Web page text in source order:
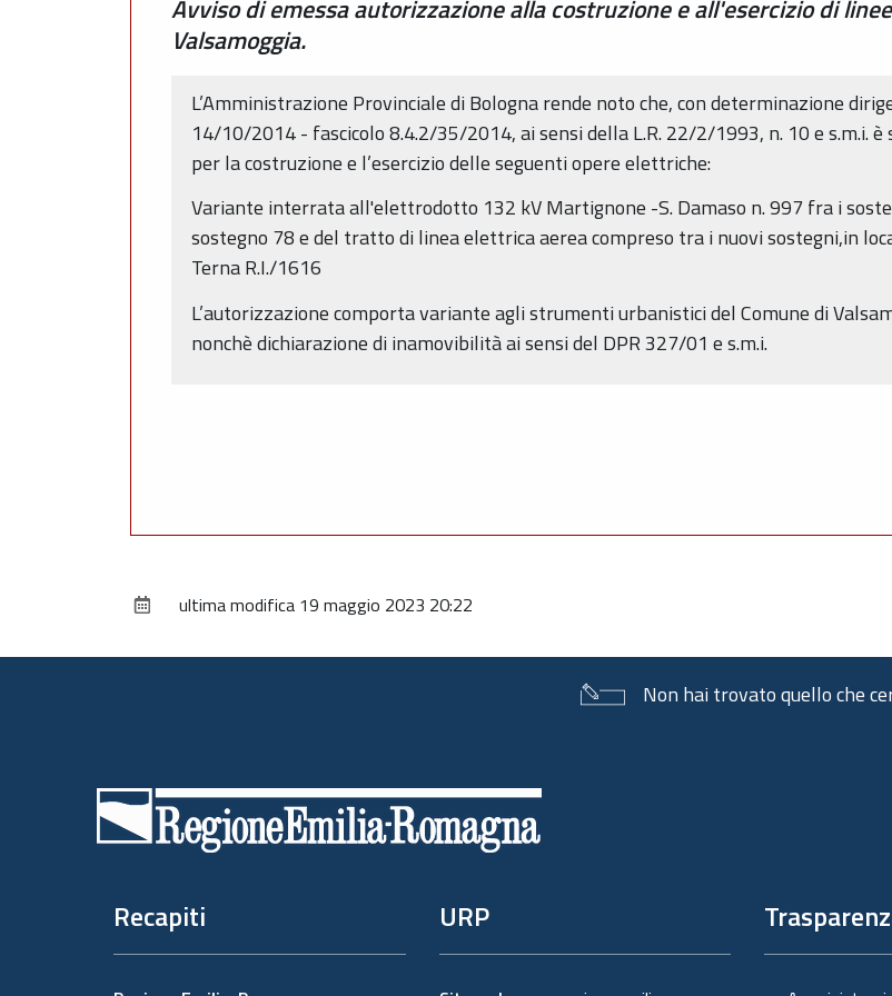
Avviso di emessa autorizzazione alla costruzione e all'esercizio di
Valsamoggia.
L’Amministrazione Provinciale di Bologna rende noto che, con determinazione
14/10/2014 - fascicolo 8.4.2/35/2014, ai sensi della L.R. 22/2/1993, n. 10 e s.m.i.
per la costruzione e l’esercizio delle seguenti opere elettriche:
Variante interrata all'elettrodotto 132 kV Martignone -S. Damaso n. 997 fra i
sostegno 78 e del tratto di linea elettrica aerea compreso tra i nuovi sostegni,in
Terna R.I./1616
L’autorizzazione comporta variante agli strumenti urbanistici del Comune di
nonchè dichiarazione di inamovibilità ai sensi del DPR 327/01 e s.m.i.
ultima modifica 19 maggio 2023 20:22
Non hai trovato quello che
Recapiti URP